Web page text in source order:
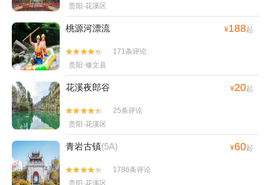
贵阳·花溪区
桃源河漂流 ¥188起


171条评论
贵阳·修文县
花溪夜郎谷 ¥20起


25条评论
贵阳·花溪区
青岩古镇(5A) ¥60起


1786条评论